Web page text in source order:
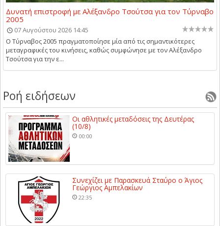
Δυνατή επιστροφή με Αλέξανδρο Τσούτσα για τον Τύρναβο
2005
07 Αυγούστου 2026 14:45
Ο Τύρναβος 2005 πραγματοποίησε μία από τις σημαντικότερες
μεταγραφικές του κινήσεις, καθώς συμφώνησε με τον Αλέξανδρο
Τσούτσα για την ε...
Ροή ειδήσεων
Οι αθλητικές μεταδόσεις της Δευτέρας
(10/8)
00:00
Συνεχίζει με Παρασκευά Σταύρο ο Άγιος
Γεώργιος Αμπελακίων
22:35